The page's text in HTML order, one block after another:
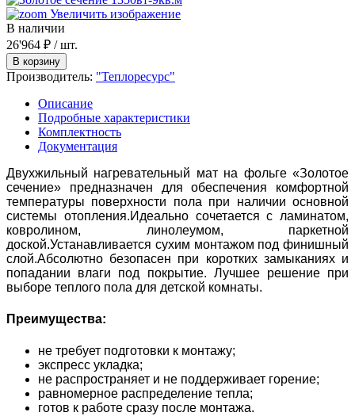
Увеличить изображение
В наличии
26'964 ₽ / шт.
Производитель: "Теплоресурс"
Описание
Подробные характеристики
Комплектность
Документация
Двухжильный нагревательный мат на фольге «Золотое
сечение» предназначен для обеспечения комфортной
температуры поверхности пола при наличии основной
системы отопления.Идеально сочетается с ламинатом,
ковролином, линолеумом, паркетной
доской.Устанавливается сухим монтажом под финишный
слой.Абсолютно безопасен при коротких замыканиях и
попадании влаги под покрытие. Лучшее решение при
выборе теплого пола для детской комнаты.
Преимущества:
не требует подготовки к монтажу;
экспресс укладка;
не распространяет и не поддерживает горение;
равномерное распределение тепла;
готов к работе сразу после монтажа.